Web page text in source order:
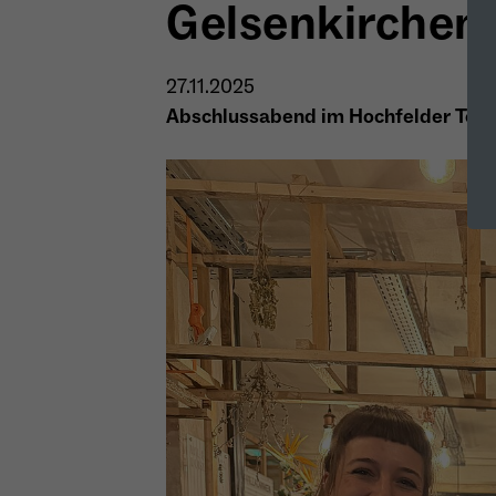
Gelsenkirchen
27.11.2025
Abschlussabend im Hochfelder